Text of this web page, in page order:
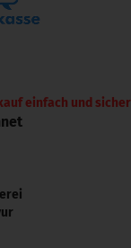
einfach und sicher